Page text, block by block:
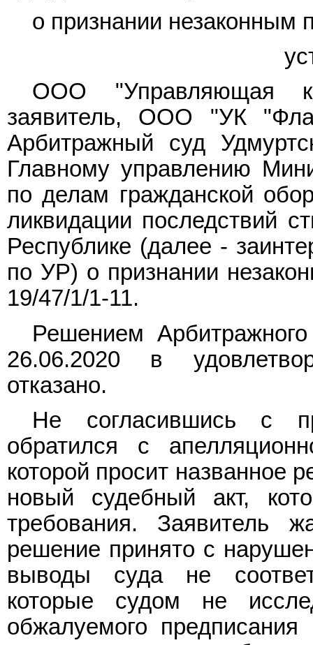
о признании незаконным
ООО "Управляющая
заявитель, ООО "УК
Арбитражный суд
Главному управлению
по делам гражданской
ликвидации последствий
Республике (далее -
по УР) о признании
19/47/1/1-11.
Решением
26.06.2020 в
отказано.
Не согласившись с
обратился с
которой просит названное
новый судебный акт,
требования. Заявитель
решение принято с
выводы суда не
которые судом не
обжалуемого